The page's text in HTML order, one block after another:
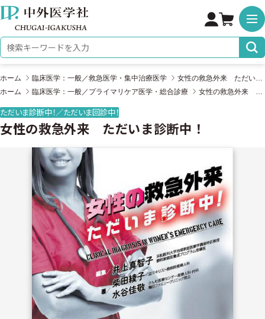
株式会社 中外医学社
検索キーワード
ホーム 臨床医学：一般／救急医学・集中治療医学
女性の救急外来 ただいま診断中！
ホーム
臨床医学：一般／プライマリケア医学・総合診療
ただいま診断中！／ただいま回診中！
女性の救急外来 ただいま診断中！